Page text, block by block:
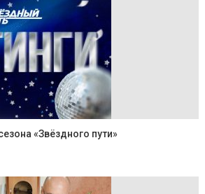
«Звёздного пути»